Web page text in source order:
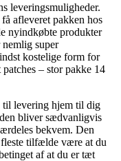
leveringsmuligheder.
afleveret pakken hos
nyindkøbte produkter
super
kostelige form for
– stor pakke 14
til levering hjem til dig
bliver sædvanligvis
bekvem. Den
tilfælde være at du
af at du er tæt